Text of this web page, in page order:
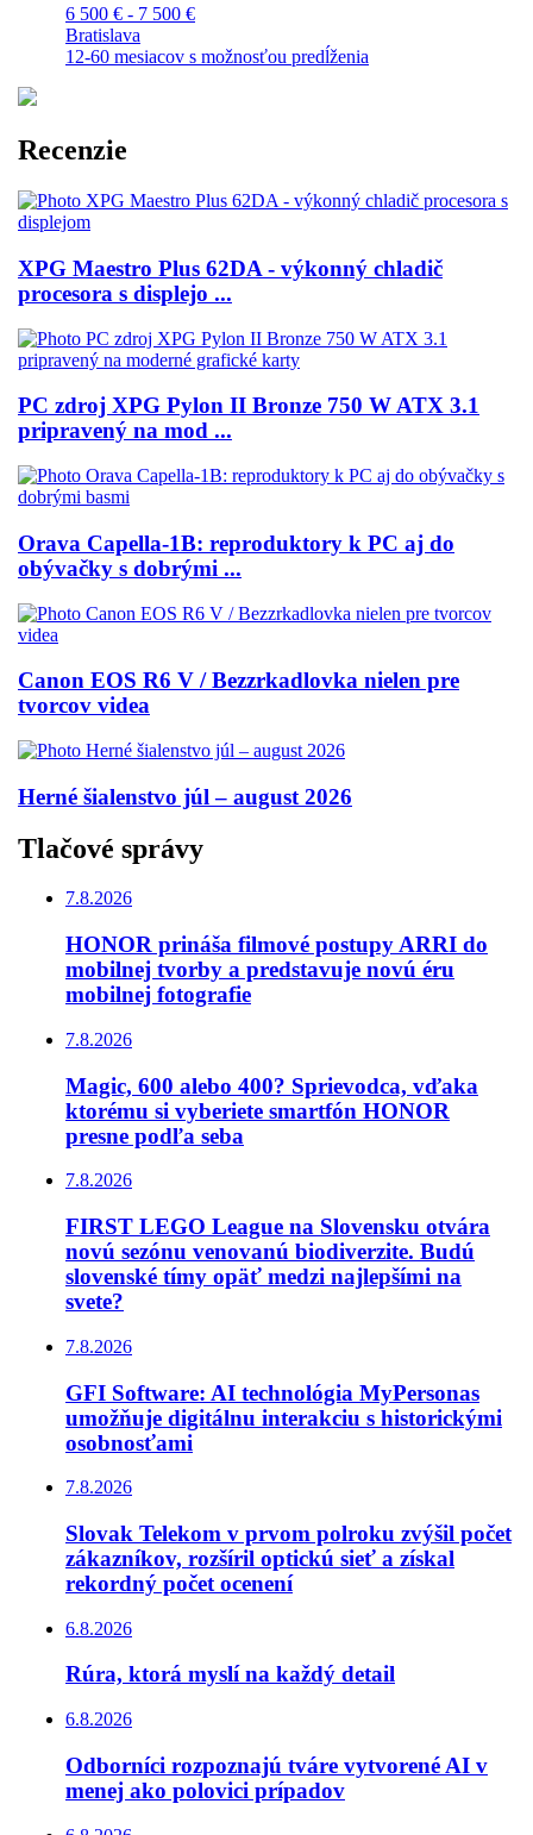
6 500 € - 7 500 €
Bratislava
12-60 mesiacov s možnosťou predĺženia
Recenzie
XPG Maestro Plus 62DA - výkonný chladič
procesora s displejo ...
PC zdroj XPG Pylon II Bronze 750 W ATX 3.1
pripravený na mod ...
Orava Capella-1B: reproduktory k PC aj do
obývačky s dobrými ...
Canon EOS R6 V / Bezzrkadlovka nielen pre
tvorcov videa
Herné šialenstvo júl – august 2026
Tlačové správy
7.8.2026
HONOR prináša filmové postupy ARRI do
mobilnej tvorby a predstavuje novú éru
mobilnej fotografie
7.8.2026
Magic, 600 alebo 400? Sprievodca, vďaka
ktorému si vyberiete smartfón HONOR
presne podľa seba
7.8.2026
FIRST LEGO League na Slovensku otvára
novú sezónu venovanú biodiverzite. Budú
slovenské tímy opäť medzi najlepšími na
svete?
7.8.2026
GFI Software: AI technológia MyPersonas
umožňuje digitálnu interakciu s historickými
osobnosťami
7.8.2026
Slovak Telekom v prvom polroku zvýšil počet
zákazníkov, rozšíril optickú sieť a získal
rekordný počet ocenení
6.8.2026
Rúra, ktorá myslí na každý detail
6.8.2026
Odborníci rozpoznajú tváre vytvorené AI v
menej ako polovici prípadov